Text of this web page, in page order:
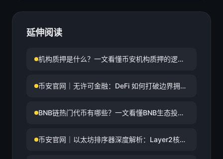
延伸阅读
机构质押是什么？一文看懂币安机构质押的逻
币安官网｜无许可金融：DeFi 如何打破边界拥抱
BNB链热门代币有哪些？一文看懂BNB生态投资
币安官网｜以太坊排序器深度解析：Layer2核心